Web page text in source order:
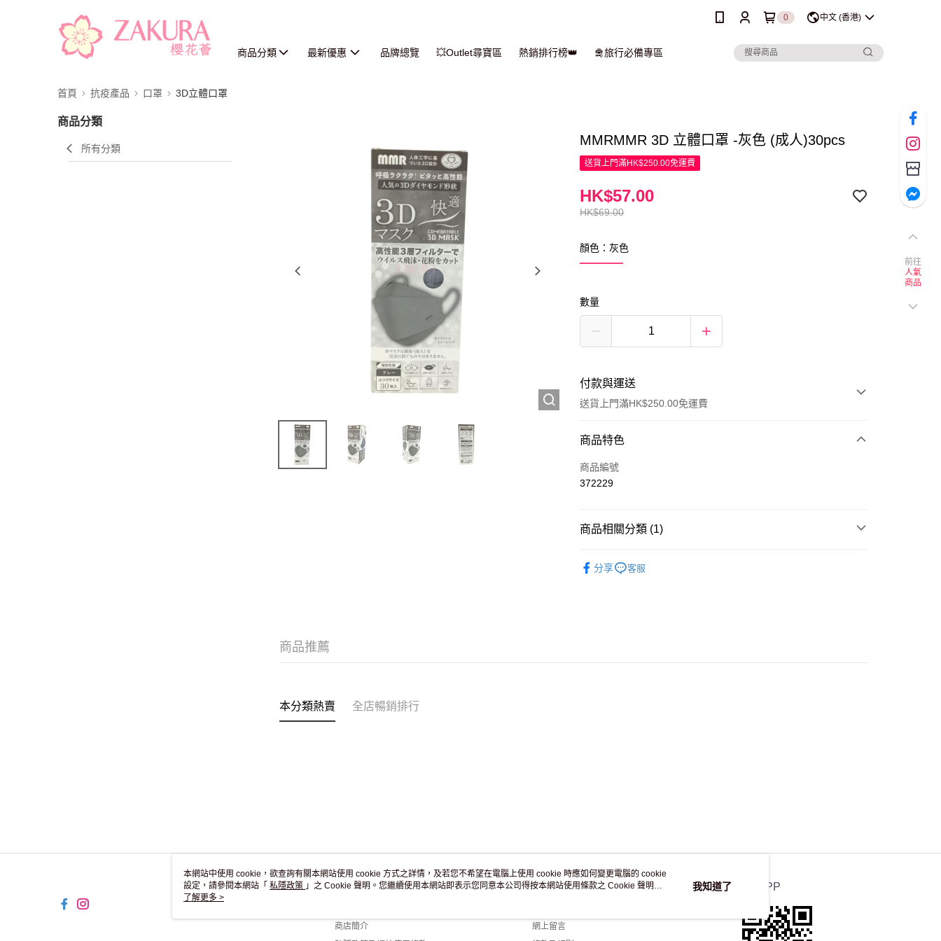
0 中文 (香港)
商品分類 最新優惠 品牌總覽 💥Outlet尋寶區 熱銷排行榜👑 🛅旅行必備專區
首頁 抗疫產品 口罩 3D立體口罩
商品分類
所有分類
MMRMMR 3D 立體口罩 -灰色 (成人)30pcs
送貨上門滿HK$250.00免運費
HK$69.00
HK$57.00
顏色：灰色
數量
付款與運送
送貨上門滿HK$250.00免運費
付款方式
信用卡
商品特色
商品編號
372229
商品相關分類 (1)
分享
客服
商品推薦
本分類熱賣 全店暢銷排行
關於我們
商店簡介
客戶服務
網上留言
官方APP
前往
人氣
商品
本網站中使用 cookie，欲查詢有關本網站使用 cookie 方式之詳情，及若您不希望在電腦上使用 cookie 時應如何變更電腦的 cookie
設定，請參閱本網站「 私隱政策 」之 Cookie 聲明。您繼續使用本網站即表示您同意本公司得按本網站使用條款之 Cookie 聲明使
用 cookie。
了解更多 >
我知道了